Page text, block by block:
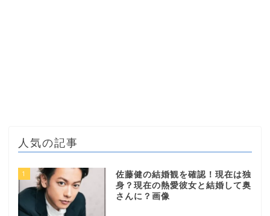
人気の記事
1
佐藤健の結婚観を確認！現在は独
身？現在の熱愛彼女と結婚して奥
さんに？画像